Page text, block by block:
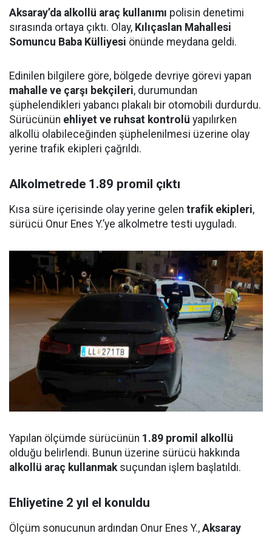
Aksaray’da alkollü araç kullanımı polisin denetimi
sırasında ortaya çıktı. Olay, Kılıçaslan Mahallesi
Somuncu Baba Külliyesi önünde meydana geldi.
Edinilen bilgilere göre, bölgede devriye görevi yapan
mahalle ve çarşı bekçileri, durumundan
şüphelendikleri yabancı plakalı bir otomobili durdurdu.
Sürücünün ehliyet ve ruhsat kontrolü yapılırken
alkollü olabileceğinden şüphelenilmesi üzerine olay
yerine trafik ekipleri çağrıldı.
Alkolmetrede 1.89 promil çıktı
Kısa süre içerisinde olay yerine gelen trafik ekipleri,
sürücü Onur Enes Y.’ye alkolmetre testi uyguladı.
Yapılan ölçümde sürücünün 1.89 promil alkollü
olduğu belirlendi. Bunun üzerine sürücü hakkında
alkollü araç kullanmaksuçundan işlem başlatıldı.
Ehliyetine 2 yıl el konuldu
Ölçüm sonucunun ardından Onur Enes Y., Aksaray